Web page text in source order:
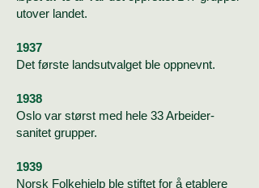
utover landet.
1937
Det første landsutvalget ble oppnevnt.
1938
Oslo var størst med hele 33 Arbeider-
sanitet grupper.
1939
Norsk Folkehjelp ble stiftet for å etablere